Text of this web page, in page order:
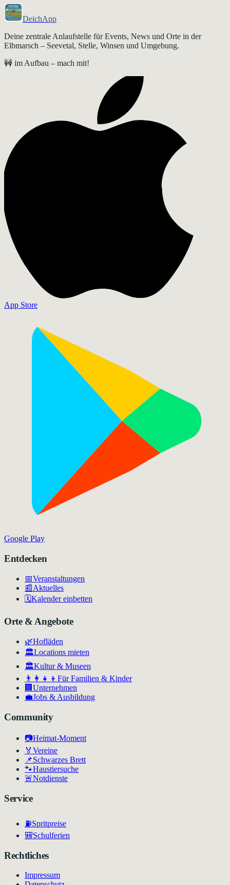
DeichApp
Deine zentrale Anlaufstelle für Events, News und Orte in der
Elbmarsch – Seevetal, Stelle, Winsen und Umgebung.
🚧 im Aufbau – mach mit!
App Store
Google Play
Entdecken
📅Veranstaltungen
📰Aktuelles
🗓️Kalender einbetten
Orte & Angebote
🌿Hofläden
🏛️Locations mieten
🏛Kultur & Museen
👨‍👩‍👧‍👦 Für Familien & Kinder
🏢 Unternehmen
💼Jobs & Ausbildung
Community
📷Heimat-Moment
🏅 Vereine
📌Schwarzes Brett
🐾Haustiersuche
🚨Notdienste
Service
⛽Spritpreise
🎒Schulferien
Rechtliches
Impressum